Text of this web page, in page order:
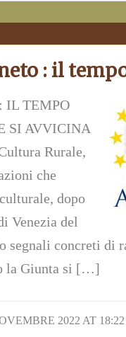
: il
IL TEMPO
SI AVVICINA
Rurale,
che
dopo
Venezia del
segnali concreti di
la Giunta si […]
2022 AT 18:22